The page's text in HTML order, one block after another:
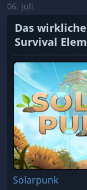
06. Juli
Das
Survival
Solarpunk